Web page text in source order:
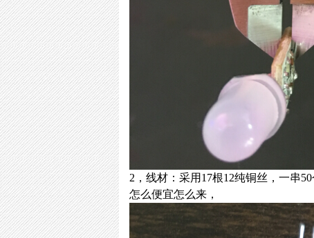
2，线材：采用17根12纯铜丝，一串
怎么便宜怎么来，